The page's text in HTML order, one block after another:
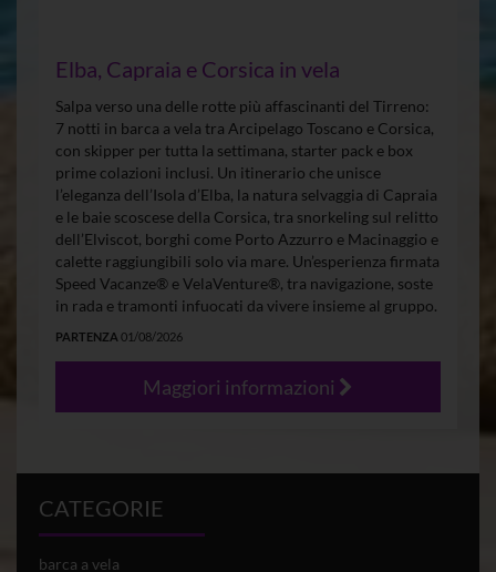
Elba, Capraia e Corsica in vela
Salpa verso una delle rotte più affascinanti del Tirreno:
7 notti in barca a vela tra Arcipelago Toscano e Corsica,
con skipper per tutta la settimana, starter pack e box
prime colazioni inclusi. Un itinerario che unisce
l’eleganza dell’Isola d’Elba, la natura selvaggia di Capraia
e le baie scoscese della Corsica, tra snorkeling sul relitto
dell’Elviscot, borghi come Porto Azzurro e Macinaggio e
calette raggiungibili solo via mare. Un’esperienza firmata
Speed Vacanze® e VelaVenture®, tra navigazione, soste
in rada e tramonti infuocati da vivere insieme al gruppo.
PARTENZA 01/08/2026
Maggiori informazioni
CATEGORIE
barca a vela